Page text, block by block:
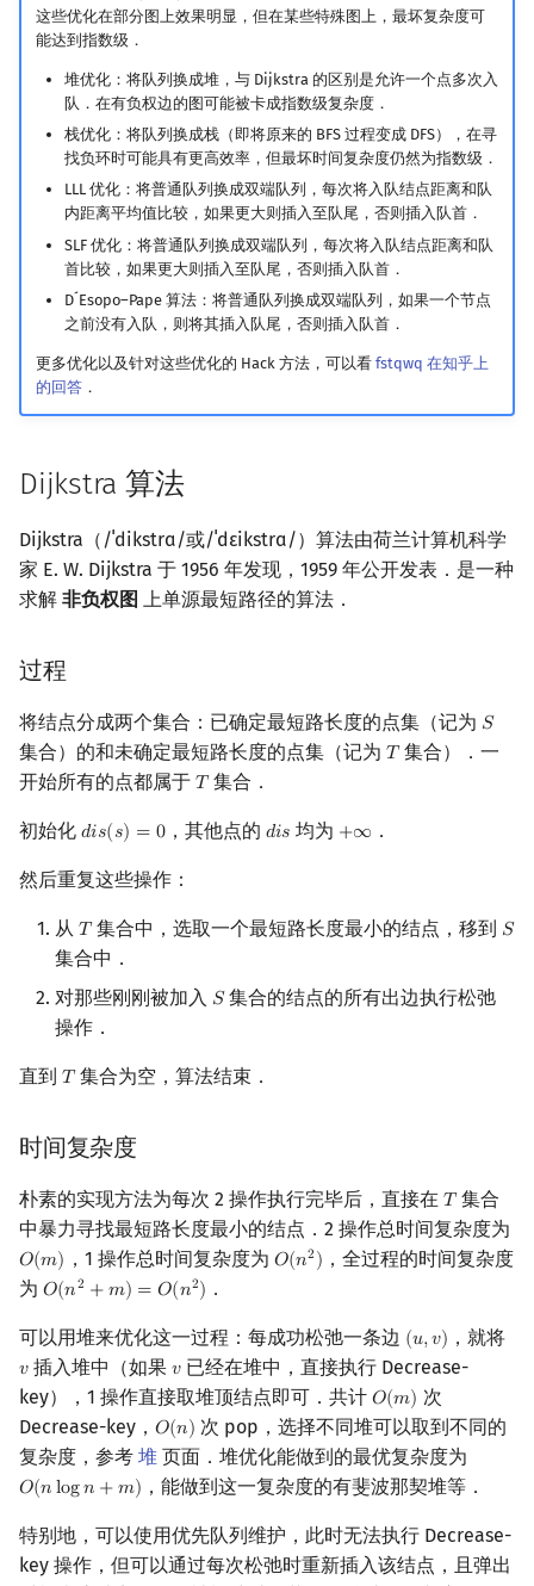
这些优化在部分图上效果明显，但在某些特殊图上，最坏复杂度可
能达到指数级．
堆优化：将队列换成堆，与 Dijkstra 的区别是允许一个点多次入
队．在有负权边的图可能被卡成指数级复杂度．
栈优化：将队列换成栈（即将原来的 BFS 过程变成 DFS），在寻
找负环时可能具有更高效率，但最坏时间复杂度仍然为指数级．
LLL 优化：将普通队列换成双端队列，每次将入队结点距离和队
内距离平均值比较，如果更大则插入至队尾，否则插入队首．
SLF 优化：将普通队列换成双端队列，每次将入队结点距离和队
首比较，如果更大则插入至队尾，否则插入队首．
D´Esopo–Pape 算法：将普通队列换成双端队列，如果一个节点
之前没有入队，则将其插入队尾，否则插入队首．
更多优化以及针对这些优化的 Hack 方法，可以看 fstqwq 在知乎上
的回答．
Dijkstra 算法
Dijkstra（/ˈdikstrɑ/或/ˈdɛikstrɑ/）算法由荷兰计算机科学
家 E. W. Dijkstra 于 1956 年发现，1959 年公开发表．是一种
求解 非负权图 上单源最短路径的算法．
过程
将结点分成两个集合：已确定最短路长度的点集（记为 𝑆
S
集合）的和未确定最短路长度的点集（记为 𝑇
T 集合）．一
开始所有的点都属于 𝑇
T 集合．
初始化 𝑑𝑖𝑠(𝑠) = 0
dis(s)= 0 ，其他点的 𝑑𝑖𝑠
dis 均为 +∞
+∞ ．
然后重复这些操作：
从 𝑇
T 集合中，选取一个最短路长度最小的结点，移到 𝑆
S
集合中．
对那些刚刚被加入 𝑆
S集合的结点的所有出边执行松弛
操作．
直到 𝑇
T 集合为空，算法结束．
时间复杂度
朴素的实现方法为每次 2 操作执行完毕后，直接在 𝑇
T 集合
中暴力寻找最短路长度最小的结点．2 操作总时间复杂度为
𝑂(𝑚)
O(m) ，1 操作总时间复杂度为 𝑂(𝑛2)
O(n2) ，全过程的时间复杂度
为 𝑂(𝑛2 +𝑚) = 𝑂(𝑛2)
O(n2+m )=O (n 2) ．
可以用堆来优化这一过程：每成功松弛一条边 (𝑢,𝑣)
(u,v) ，就将
𝑣
v插入堆中（如果 𝑣
v已经在堆中，直接执行 Decrease-
key），1 操作直接取堆顶结点即可．共计 𝑂(𝑚)
O(m) 次
Decrease-key， 𝑂(𝑛)
O(n) 次 pop，选择不同堆可以取到不同的
复杂度，参考 堆 页面．堆优化能做到的最优复杂度为
𝑂(𝑛log𝑛 +𝑚)
O(nlogn+ m) ，能做到这一复杂度的有斐波那契堆等．
特别地，可以使用优先队列维护，此时无法执行 Decrease-
key 操作，但可以通过每次松弛时重新插入该结点，且弹出